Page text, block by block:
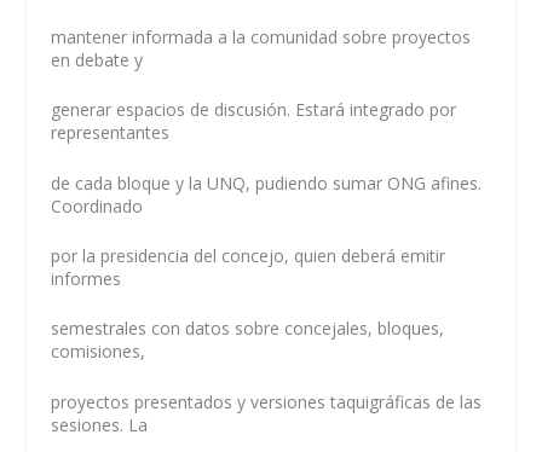
mantener informada a la comunidad sobre proyectos
en debate y
generar espacios de discusión. Estará integrado por
representantes
de cada bloque y la UNQ, pudiendo sumar ONG afines.
Coordinado
por la presidencia del concejo, quien deberá emitir
informes
semestrales con datos sobre concejales, bloques,
comisiones,
proyectos presentados y versiones taquigráficas de las
sesiones. La